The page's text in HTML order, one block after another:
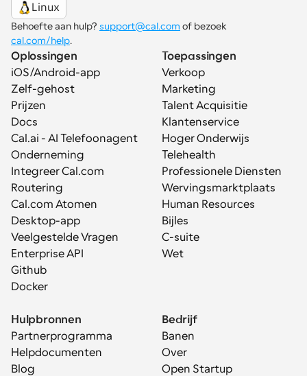
Linux
Behoefte aan hulp? support@cal.com
cal.com/help.
Oplossingen
iOS/Android-app
Zelf-gehost
Prijzen
Docs
Cal.ai - AI Telefoonagent
Onderneming
Integreer Cal.com
Routering
Cal.com Atomen
Desktop-app
Veelgestelde Vragen
Enterprise API
Github
Docker
Toepassingen
Verkoop
Marketing
Talent Acquisitie
Klantenservice
Hoger Onderwijs
Telehealth
Professionele Diensten
Wervingsmarktplaats
Human Resources
Bijles
C-suite
Wet
Hulpbronnen
Partnerprogramma
Helpdocumenten
Blog
Bedrijf
Banen
Over
Open Startup